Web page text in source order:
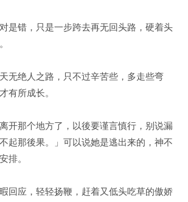
是错，只是一步跨去再无回头路，硬着头
无绝人之路，只不过辛苦些，多走些弯
有所成长。
开那个地方了，以後要谨言慎行，别说漏
起那後果。」可以说她是逃出来的，神不
排。
回应，轻轻扬鞭，赶着又低头吃草的傲娇